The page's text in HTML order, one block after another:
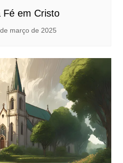
Fé em Cristo
março de 2025